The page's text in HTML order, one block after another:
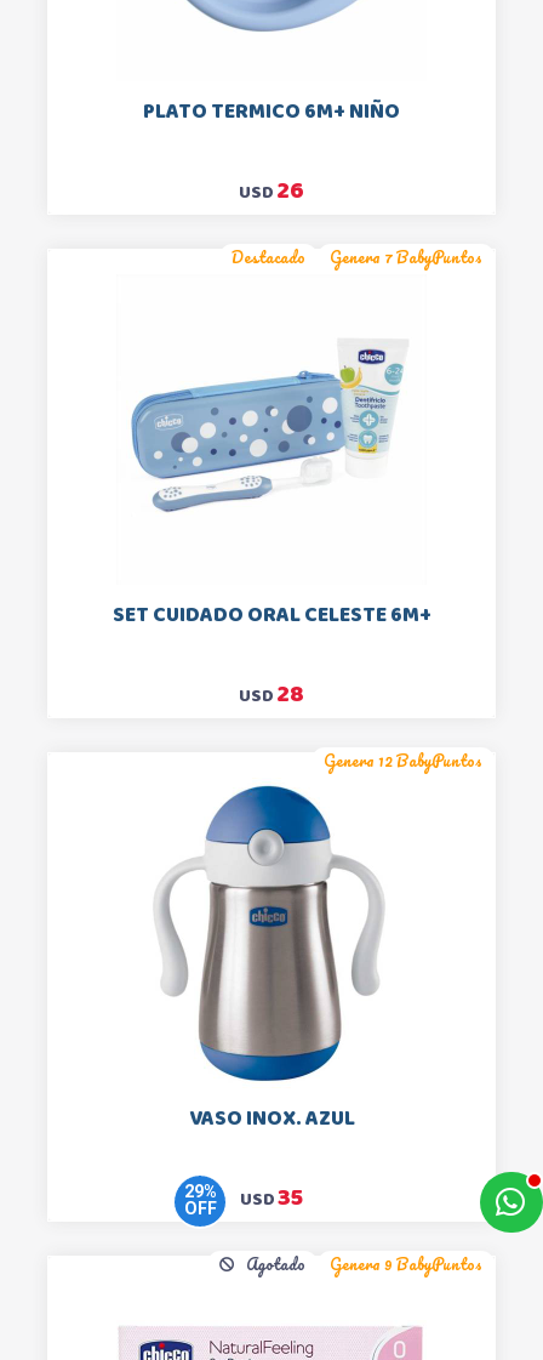
PLATO TERMICO 6M+ NIÑO
USD26
Destacado Genera 7 BabyPuntos
SET CUIDADO ORAL CELESTE 6M+
USD28
Genera 12 BabyPuntos
VASO INOX. AZUL
29%
OFF
USD35
Agotado Genera 9 BabyPuntos